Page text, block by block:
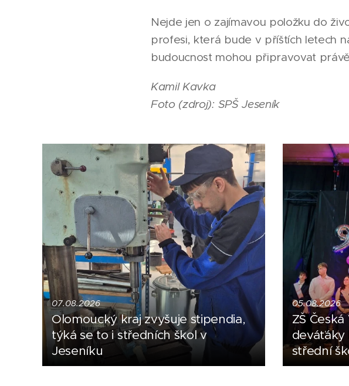
Nejde jen o zajímavou položku do
profesi, která bude v příštích letech
budoucnost mohou připravovat
Kamil Kavka
Foto (zdroj): SPŠ Jeseník
07.08.2026
Olomoucký kraj zvyšuje stipendia,
týká se to i středních škol v
Jeseníku
05.08.2026
ZŠ
deváťáky
střední